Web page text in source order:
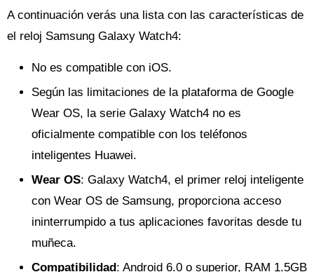
A continuación verás una lista con las características de
el reloj Samsung Galaxy Watch4:
No es compatible con iOS.
Según las limitaciones de la plataforma de Google
Wear OS, la serie Galaxy Watch4 no es
oficialmente compatible con los teléfonos
inteligentes Huawei.
Wear OS: Galaxy Watch4, el primer reloj inteligente
con Wear OS de Samsung, proporciona acceso
ininterrumpido a tus aplicaciones favoritas desde tu
muñeca.
Compatibilidad : Android 6.0 o superior, RAM 1.5GB